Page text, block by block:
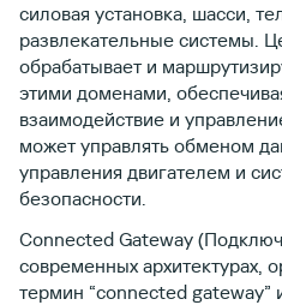
силовая установка, шасси,
развлекательные системы.
обрабатывает и
этими доменами,
взаимодействие и
может управлять обменом
управления двигателем и
безопасности.
Connected Gateway
современных архитектурах,
термин “connected